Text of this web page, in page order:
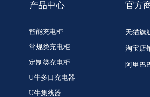
产品中心
智能充电柜
常规类充电柜
定制类充电柜
U牛多口充电器
U牛集线器
官方
天猫旗
淘宝店
阿里巴